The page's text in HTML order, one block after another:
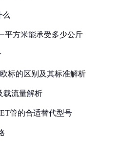
么
平方米能承受多少公斤
标的区别及其标准解析
载流量解析
管的合适替代型号